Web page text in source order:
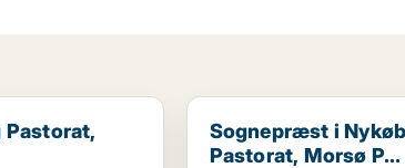
Aalborg Nordr... Sognepræst i Nykøbing
Sognepræst i
Pastorat, Morsø P...